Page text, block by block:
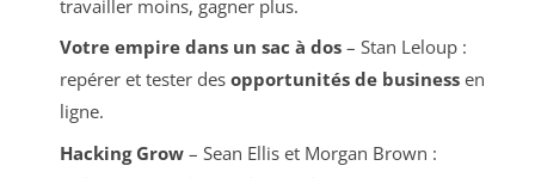
travailler moins, gagner plus.
Votre empire dans un sac à dos– Stan Leloup :
repérer et tester des opportunités de businessen
ligne.
Hacking Grow– Sean Ellis et Morgan Brown :